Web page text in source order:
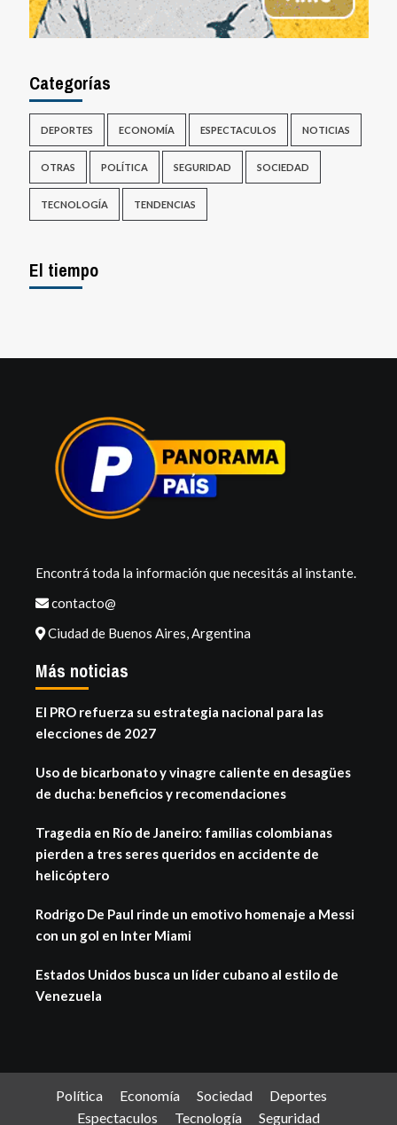
Categorías
DEPORTES ECONOMÍA ESPECTACULOS NOTICIAS
OTRAS POLÍTICA SEGURIDAD SOCIEDAD
TECNOLOGÍA TENDENCIAS
El tiempo
Encontrá toda la información que necesitás al instante.
contacto@
Ciudad de Buenos Aires, Argentina
Más noticias
El PRO refuerza su estrategia nacional para las
elecciones de 2027
Uso de bicarbonato y vinagre caliente en desagües
de ducha: beneficios y recomendaciones
Tragedia en Río de Janeiro: familias colombianas
pierden a tres seres queridos en accidente de
helicóptero
Rodrigo De Paul rinde un emotivo homenaje a Messi
con un gol en Inter Miami
Estados Unidos busca un líder cubano al estilo de
Venezuela
Política Economía Sociedad
Deportes
Espectaculos
Tecnología Seguridad